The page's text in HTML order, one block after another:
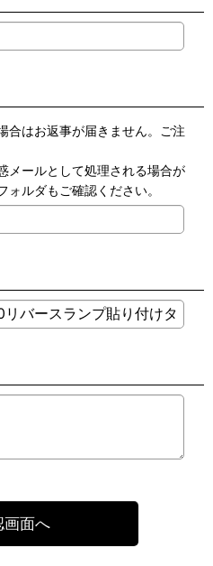
合はお返事が届きません。ご注
メールとして処理される場合が
ルダもご確認ください。
画面へ